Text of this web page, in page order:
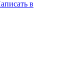
в